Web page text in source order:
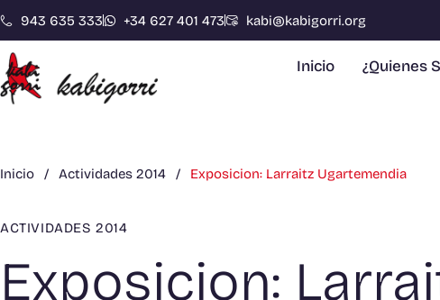
943 635 333 +34 627 401 473 kabi@kabigorri.org
Inicio ¿Quienes
Inicio / Actividades 2014 / Exposicion: Larraitz Ugartemendia
ACTIVIDADES 2014
Exposicion: